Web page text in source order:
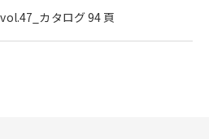
カタログ 94 頁